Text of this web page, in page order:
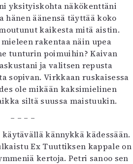
yksityiskohta näkökenttäni
hänen äänensä täyttää koko
kaikesta mitä aistin.
rakentaa näin upea
tunturin poimuihin? Kaivan
ja valitsen repusta
sopivan. Virkkaan ruskaisessa
ole mikään kaksimielinen
siltä suussa maistuukin.
– – – –
kännykkä kädessään.
Ex Tuuttiksen kappale on
kertoja. Petri sanoo sen